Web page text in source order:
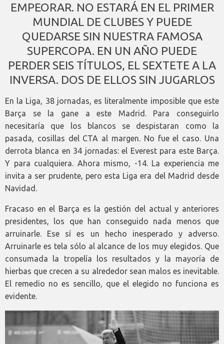
EMPEORAR. NO ESTARÁ EN EL PRIMER
MUNDIAL DE CLUBES Y PUEDE
QUEDARSE SIN NUESTRA FAMOSA
SUPERCOPA. EN UN AÑO PUEDE
PERDER SEIS TÍTULOS, EL SEXTETE A LA
INVERSA. DOS DE ELLOS SIN JUGARLOS
En la Liga, 38 jornadas, es literalmente imposible que este
Barça se la gane a este Madrid. Para conseguirlo
necesitaría que los blancos se despistaran como la
pasada, cosillas del CTA al margen. No fue el caso. Una
derrota blanca en 34 jornadas: el Everest para este Barça.
Y para cualquiera. Ahora mismo, -14. La experiencia me
invita a ser prudente, pero esta Liga era del Madrid desde
Navidad.
Fracaso en el Barça es la gestión del actual y anteriores
presidentes, los que han conseguido nada menos que
arruinarle. Ese sí es un hecho inesperado y adverso.
Arruinarle es tela sólo al alcance de los muy elegidos. Que
consumada la tropelía los resultados y la mayoría de
hierbas que crecen a su alrededor sean malos es inevitable.
El remedio no es sencillo, que el elegido no funciona es
evidente.